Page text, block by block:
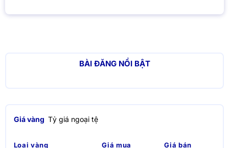
BÀI ĐĂNG NỔI BẬT
Giá vàng Tỷ giá ngoại tệ
Loại vàng Giá mua Giá bán